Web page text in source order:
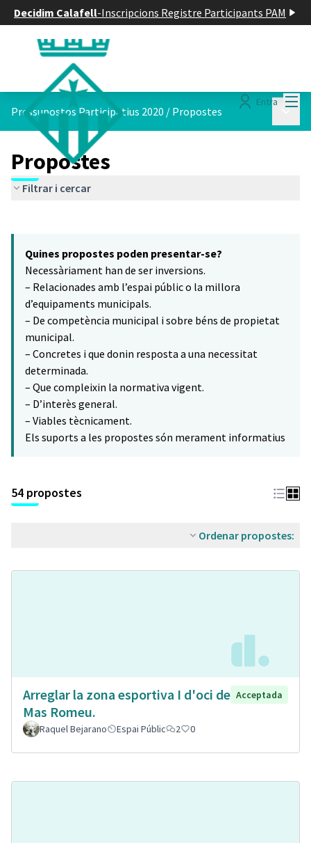
Decidim Calafell-Inscripcions Registre Participants PAM
Entra
Pressupostos Participatius 2020 / Propostes
Propostes
Filtrar i cercar
−
Quines propostes poden presentar-se?
Necessàriament han de ser inversions.
– Relacionades amb l’espai públic o la millora
d’equipaments municipals.
– De competència municipal i sobre béns de propietat
municipal.
– Concretes i que donin resposta a una necessitat
determinada.
– Que compleixin la normativa vigent.
– D’interès general.
– Viables tècnicament.
Els suports a les propostes són merament informatius
54 propostes
Ordenar propostes:
Arreglar la zona esportiva I d'oci de
Mas Romeu.
Acceptada
Raquel Bejarano Espai Públic 2 0